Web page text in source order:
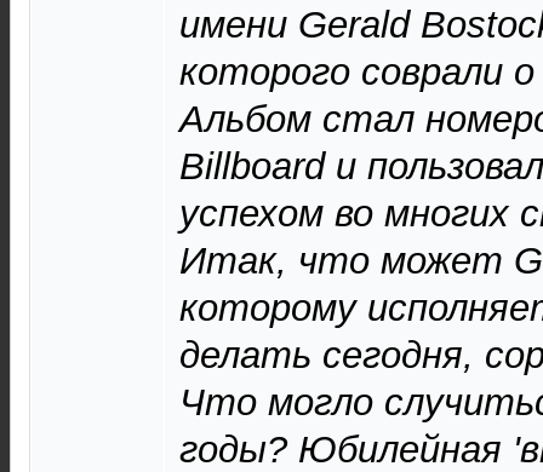
имени Gerald
которого соврали
Альбом стал
Billboard и
успехом во многих
Итак, что может
которому
делать сегодня,
Что могло
годы? Юбилейная